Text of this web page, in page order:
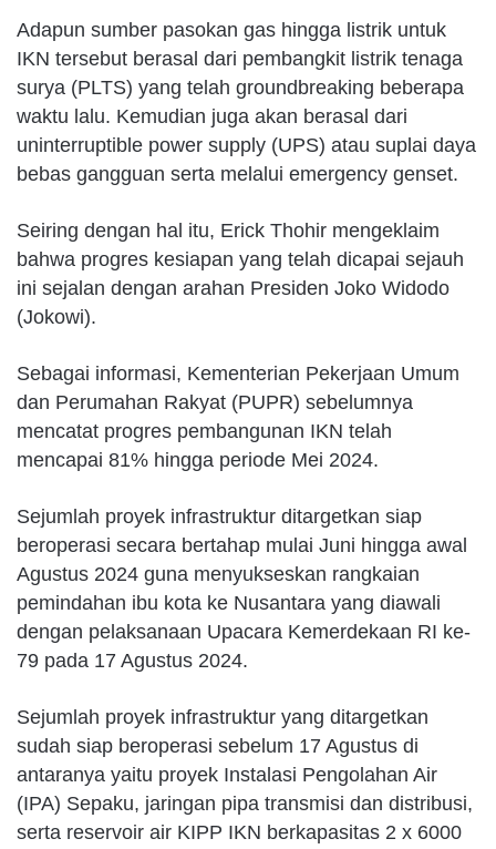
Adapun sumber pasokan gas hingga listrik untuk
IKN tersebut berasal dari pembangkit listrik tenaga
surya (PLTS) yang telah groundbreaking beberapa
waktu lalu. Kemudian juga akan berasal dari
uninterruptible power supply (UPS) atau suplai daya
bebas gangguan serta melalui emergency genset.
Seiring dengan hal itu, Erick Thohir mengeklaim
bahwa progres kesiapan yang telah dicapai sejauh
ini sejalan dengan arahan Presiden Joko Widodo
(Jokowi).
Sebagai informasi, Kementerian Pekerjaan Umum
dan Perumahan Rakyat (PUPR) sebelumnya
mencatat progres pembangunan IKN telah
mencapai 81% hingga periode Mei 2024.
Sejumlah proyek infrastruktur ditargetkan siap
beroperasi secara bertahap mulai Juni hingga awal
Agustus 2024 guna menyukseskan rangkaian
pemindahan ibu kota ke Nusantara yang diawali
dengan pelaksanaan Upacara Kemerdekaan RI ke-
79 pada 17 Agustus 2024.
Sejumlah proyek infrastruktur yang ditargetkan
sudah siap beroperasi sebelum 17 Agustus di
antaranya yaitu proyek Instalasi Pengolahan Air
(IPA) Sepaku, jaringan pipa transmisi dan distribusi,
serta reservoir air KIPP IKN berkapasitas 2 x 6000